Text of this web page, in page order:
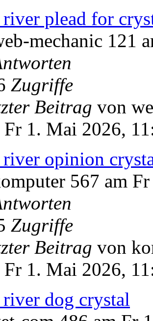
river plead for
mechanic 121
Zugriffe
Beitrag von
Fr 1. Mai 2026,
river opinion
567 am
Zugriffe
Beitrag von
Fr 1. Mai 2026,
river dog crystal